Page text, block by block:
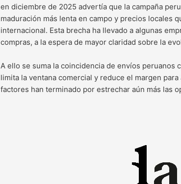
en diciembre de 2025 advertía que la campaña
maduración más lenta en campo y precios locales
internacional. Esta brecha ha llevado a algunas
compras, a la espera de mayor claridad sobre la
A ello se suma la coincidencia de envíos peruanos
limita la ventana comercial y reduce el margen
factores han terminado por estrechar aún más las